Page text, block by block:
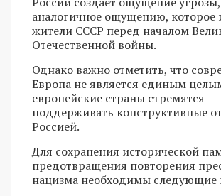
аналогичное ощущению, которое
жители СССР перед началом
Отечественной войны.
Однако важно отметить, что
Европа не является единым
европейские страны стремятся
поддерживать конструктивные
Россией.
Для сохранения исторической
предотвращения повторения
нацизма необходимы